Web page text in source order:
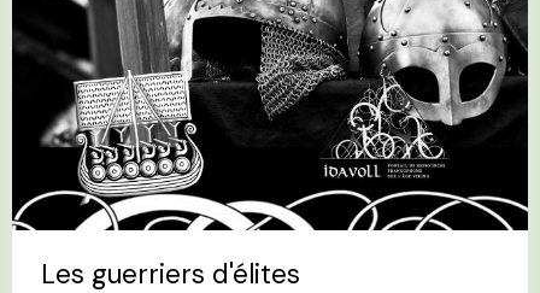
Les guerriers d'élites